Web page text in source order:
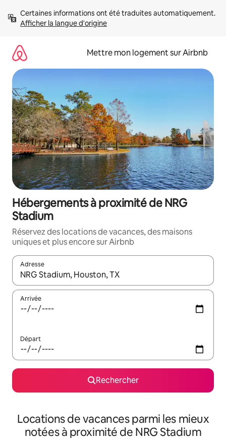
directement
Afficher la langue d'origine
Mettre mon logement sur Airbnb
Hébergements à proximité de NRG
Stadium
Réservez des locations de vacances, des maisons
uniques et plus encore sur Airbnb
Adresse
Lorsque les résultats s'affichent, utilisez les flèches vers le
Arrivée
Départ
Rechercher
Locations de vacances parmi les mieux
notées à proximité de NRG Stadium